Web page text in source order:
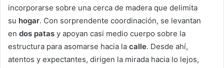
incorporarse sobre una cerca de madera que delimita
su hogar. Con sorprendente coordinación, se levantan
en dos patas y apoyan casi medio cuerpo sobre la
estructura para asomarse hacia la calle. Desde ahí,
atentos y expectantes, dirigen la mirada hacia lo lejos,